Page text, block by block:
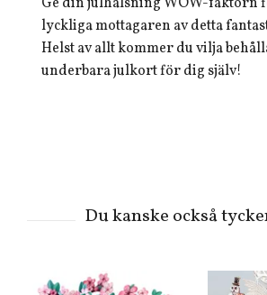
lyckliga mottagaren av detta
Helst av allt kommer du vilja
underbara julkort för dig själv!